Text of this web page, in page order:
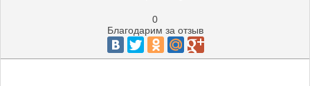
0
Благодарим за отзыв